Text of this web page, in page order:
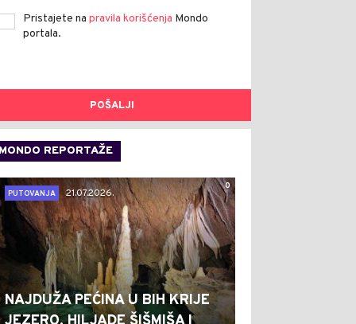
Pristajete na pravila korišćenja Mondo
portala.
POŠALJI
MONDO REPORTAŽE
0
PUTOVANJA
21.07.2026.
NAJDUŽA PEĆINA U BIH KRIJE